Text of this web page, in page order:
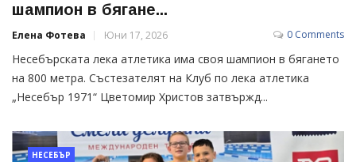
шампион в бягане...
Елена Фотева Юни 17, 2026 0 Comments
Несебърската лека атлетика има своя шампион в бягането
на 800 метра. Състезателят на Клуб по лека атлетика
„Несебър 1971“ Цветомир Христов затвържд...
НЕСЕБЪР